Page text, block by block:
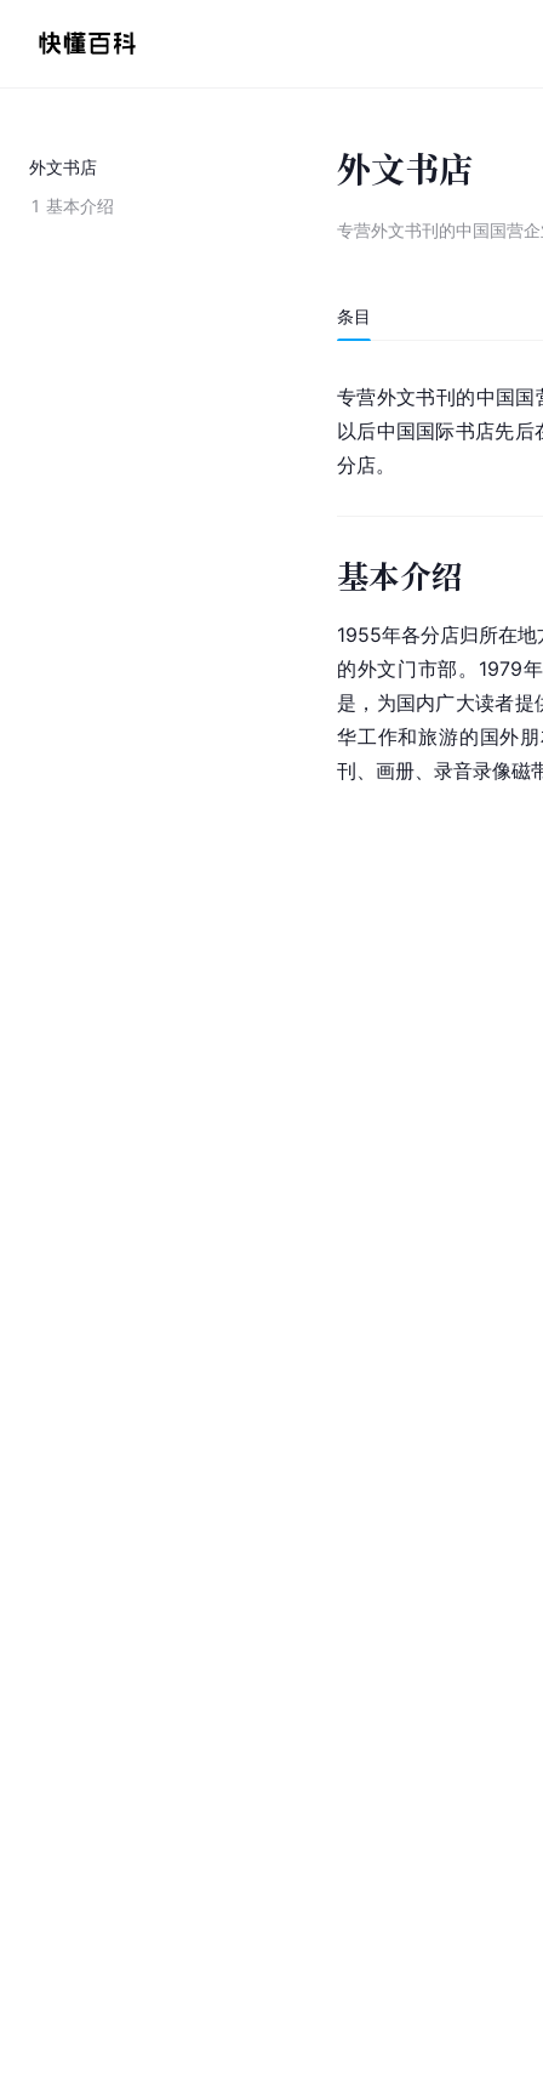
外文书店
1 基本介绍
外文书店
专营外文书刊的中国国营
条目
专营外文书刊的中国国
以后中国国际书店先后
分店。
基本介绍
1955年各分店归所在
的外文门市部。1979
是，为国内广大读者
华工作和旅游的国外
刊、画册、录音录像磁